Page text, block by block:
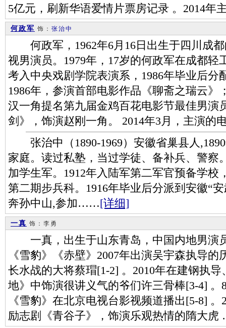
5亿元，刷新华语爱情片票房记录 。2014
何政军 饰： 张治中
何政军，1962年6月16日出生于四川成都
视男演员。1979年，17岁的何政军在成都轻
考入中央戏剧学院表演系，1986年毕业后分
1986年，参演首部电影作品《聊斋之瑞云》
汉一角提名第九届金鸡百花电影节最佳男演
剑》，饰演赵刚一角。 2014年3月，主演
张治中（1890-1969）安徽省巢县人,1890
家庭。读过私塾，当过学徒、备补兵、警察
加学生军。1912年入陆军第二军官预备学校
第二期步兵科。1916年毕业后分派到安徽“
奔孙中山,参加……[详细]
一真 饰：李勇
一真，出生于山东青岛，中国内地男演
《雪豹》《赤壁》2007年出演吴宇森执导
长水战的大将蔡瑁[1-2] 。2010年在建钢执
地》中饰演很讲义气的爷们许三骨棒[3-4]
《雪豹》在北京电视台影视频道播出[5-8]
励志剧《青谷子》，饰演乐观热情的隋大